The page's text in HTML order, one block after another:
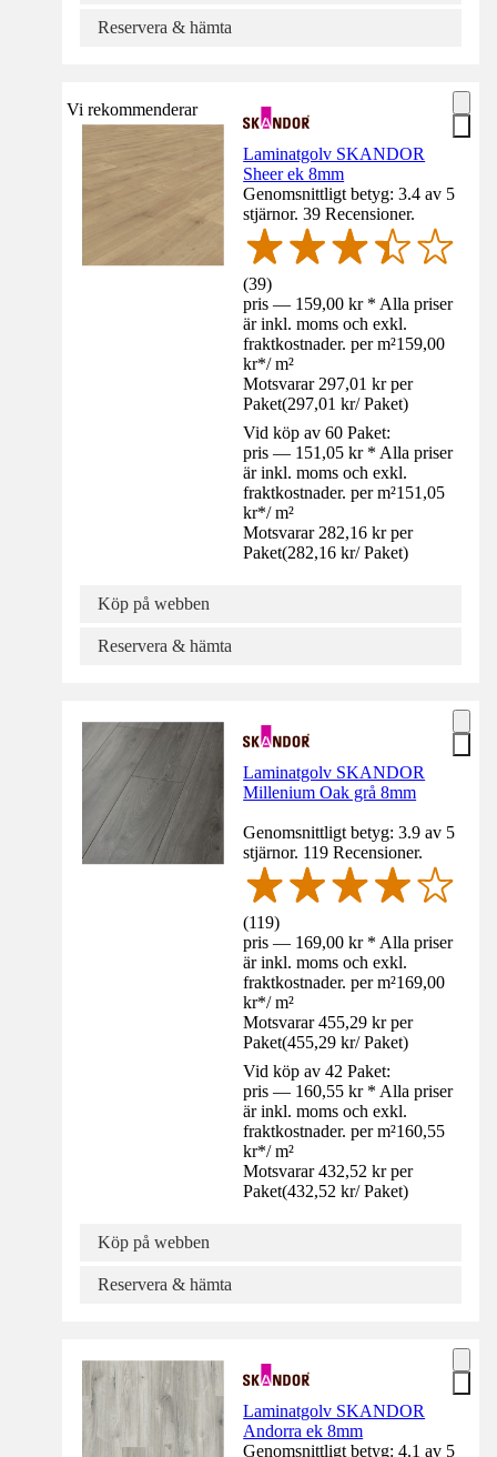
Reservera & hämta
Vi rekommenderar
Laminatgolv SKANDOR
Sheer ek 8mm
Genomsnittligt betyg: 3.4 av 5
stjärnor. 39 Recensioner.
(39)
pris — 159,00 kr * Alla priser
är inkl. moms och exkl.
fraktkostnader. per m²159,00
kr*/ m²
Motsvarar 297,01 kr per
Paket(297,01 kr/ Paket)
Vid köp av 60 Paket:
pris — 151,05 kr * Alla priser
är inkl. moms och exkl.
fraktkostnader. per m²151,05
kr*/ m²
Motsvarar 282,16 kr per
Paket(282,16 kr/ Paket)
Köp på webben
Reservera & hämta
Laminatgolv SKANDOR
Millenium Oak grå 8mm
Genomsnittligt betyg: 3.9 av 5
stjärnor. 119 Recensioner.
(119)
pris — 169,00 kr * Alla priser
är inkl. moms och exkl.
fraktkostnader. per m²169,00
kr*/ m²
Motsvarar 455,29 kr per
Paket(455,29 kr/ Paket)
Vid köp av 42 Paket:
pris — 160,55 kr * Alla priser
är inkl. moms och exkl.
fraktkostnader. per m²160,55
kr*/ m²
Motsvarar 432,52 kr per
Paket(432,52 kr/ Paket)
Köp på webben
Reservera & hämta
Laminatgolv SKANDOR
Andorra ek 8mm
Genomsnittligt betyg: 4.1 av 5